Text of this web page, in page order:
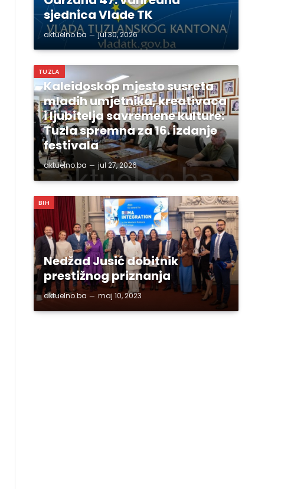
sjednica Vlade TK
aktuelno.ba jul 30, 2026
TUZLA
Kaleidoskop mjesto susreta
mladih umjetnika, kreativaca
i ljubitelja savremene kulture:
Tuzla spremna za 16. izdanje
festivala
aktuelno.ba jul 27, 2026
BIH
Nedžad Jusić dobitnik
prestižnog priznanja
aktuelno.ba maj 10, 2023